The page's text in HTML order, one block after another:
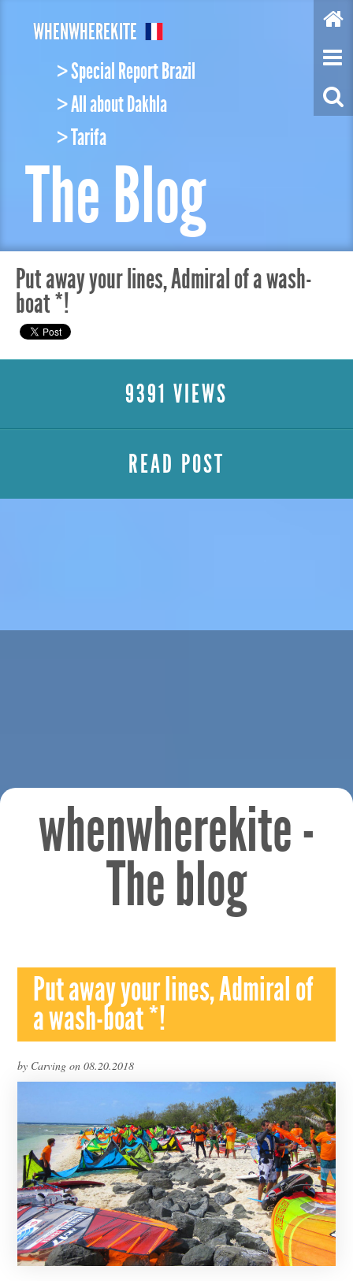
WHENWHEREKITE
> Special Report Brazil
> All about Dakhla
> Tarifa
The Blog
Put away your lines, Admiral of a wash-
boat *!
9391 VIEWS
READ POST
whenwherekite -
The blog
Put away your lines, Admiral of
a wash-boat *!
by Carving on 08.20.2018